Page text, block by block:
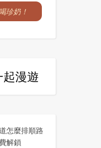
珍奶！
漫遊
怎麼排順路
解鎖